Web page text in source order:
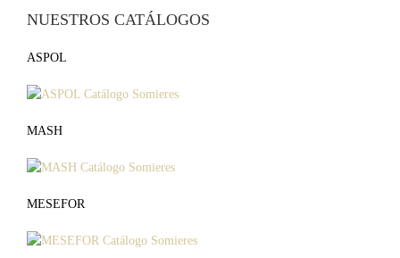
NUESTROS CATÁLOGOS
ASPOL
MASH
MESEFOR